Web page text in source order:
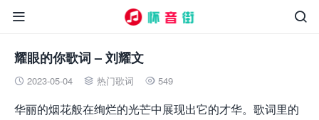


耀眼的你歌词 – 刘耀文
 2023-05-04  热门歌词  549
华丽的烟花般在绚烂的光芒中展现出它的才华。歌词里的